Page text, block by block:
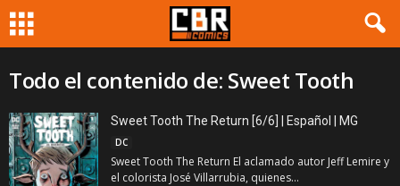
Todo el contenido de: Sweet Tooth
Sweet Tooth The Return [6/6] | Español | MG
DC
Sweet Tooth The Return El aclamado autor Jeff Lemire y
el colorista José Villarrubia, quienes...